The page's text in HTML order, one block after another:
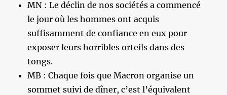
MN : Le déclin de nos sociétés a commencé
le jour où les hommes ont acquis
suffisamment de confiance en eux pour
exposer leurs horribles orteils dans des
tongs.
MB : Chaque fois que Macron organise un
sommet suivi de dîner, c’est l’équivalent